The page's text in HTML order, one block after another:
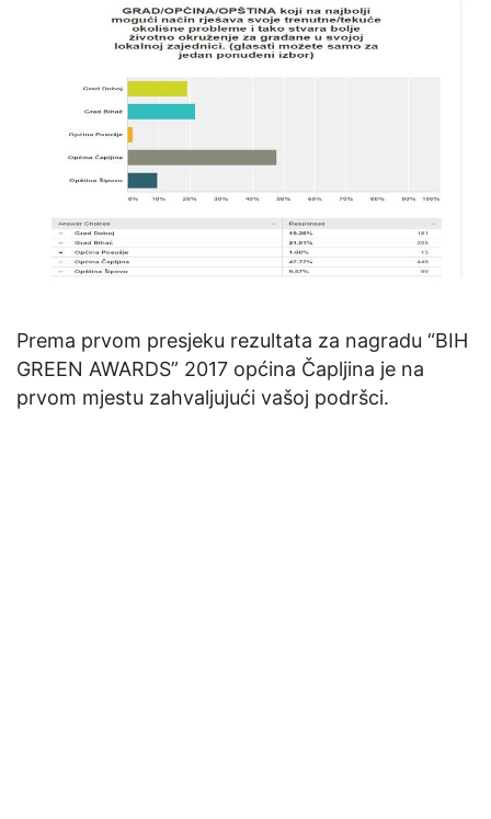
Prema prvom presjeku rezultata za nagradu “BIH
GREEN AWARDS” 2017 općina Čapljina je na
prvom mjestu zahvaljujući vašoj podršci.